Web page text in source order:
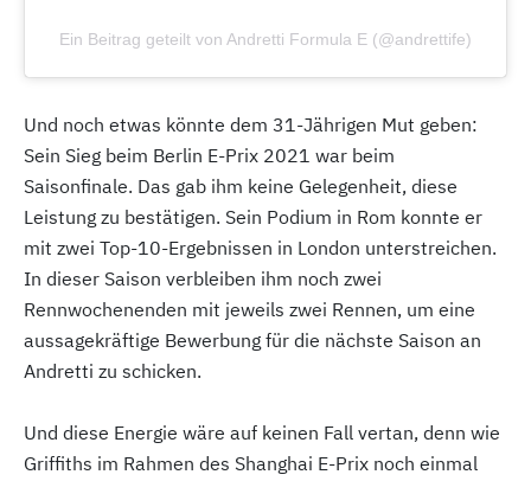
Ein Beitrag geteilt von Andretti Formula E (@andrettife)
Und noch etwas könnte dem 31-Jährigen Mut geben:
Sein Sieg beim Berlin E-Prix 2021 war beim
Saisonfinale. Das gab ihm keine Gelegenheit, diese
Leistung zu bestätigen. Sein Podium in Rom konnte er
mit zwei Top-10-Ergebnissen in London unterstreichen.
In dieser Saison verbleiben ihm noch zwei
Rennwochenenden mit jeweils zwei Rennen, um eine
aussagekräftige Bewerbung für die nächste Saison an
Andretti zu schicken.
Und diese Energie wäre auf keinen Fall vertan, denn wie
Griffiths im Rahmen des Shanghai E-Prix noch einmal